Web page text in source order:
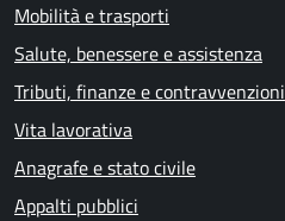
Mobilità e trasporti
Salute, benessere e assistenza
Tributi, finanze e contravvenzioni
Vita lavorativa
Anagrafe e stato civile
Appalti pubblici